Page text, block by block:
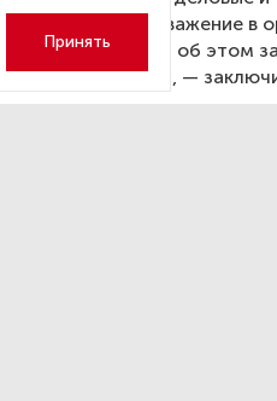
авторитет и уважение в
«Добрая память об этом
в наших сердцах», —
Принять